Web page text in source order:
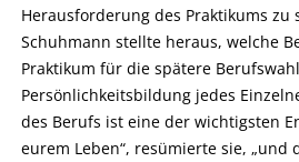
Herausforderung des Praktikums zu
Schuhmann stellte heraus, welche
Praktikum für die spätere
Persönlichkeitsbildung jedes
des Berufs ist eine der wichtigsten
eurem Leben“, resümierte sie,